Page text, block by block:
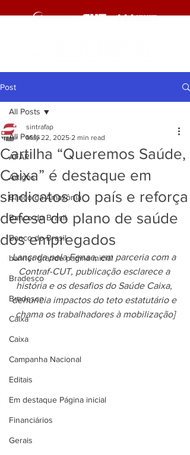
Post
All Posts
AFAP
Artigos
Banco da Amazônia
Banco do Brasil
Banco do Brasil
banner grande pagina inicial
Bradesco
Bradesco
Caixa
Caixa
Campanha Nacional
Editais
Em destaque Página inicial
Financiários
Gerais
All Posts
Cartilha “Queremos Saúde,
Caixa” é destaque em
sindicatos do país e reforça
defesa do plano de saúde
dos empregados
sintrafap
May 22, 2025 2 min read
Lançada pela Fenae, em parceria com a
Contraf-CUT, publicação esclarece a
história e os desafios do Saúde Caixa,
denuncia impactos do teto estatutário e
chama os trabalhadores à mobilização]